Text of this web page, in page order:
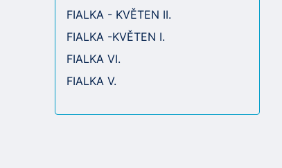
FIALKA - KVĚTEN II.
FIALKA -KVĚTEN I.
FIALKA VI.
FIALKA V.